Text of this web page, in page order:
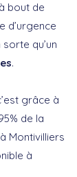
bout de
d’urgence
qu’un
.
grâce à
de la
Montivilliers
à